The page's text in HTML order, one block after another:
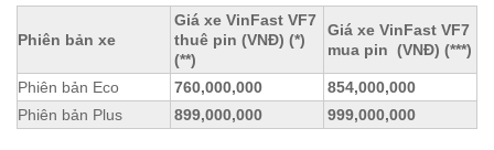
Phiên bản xe
Giá xe VinFast VF7
thuê pin (VNĐ) (*)
(**)
Giá xe VinFast VF7
mua pin (VNĐ) (***)
Phiên bản Eco 760,000,000
854,000,000
Phiên bản Plus
899,000,000 999,000,000